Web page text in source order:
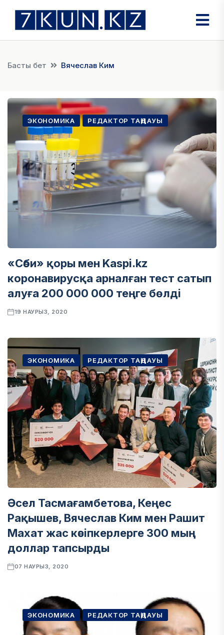
Басты бет Вячеслав Ким
ЭКОНОМИКА РЕДАКТОР ТАҢДАУЫ
«Сәби» қоры мен Kaspi.kz
коронавирусқа арналған тест сатып
алуға 200 000 000 теңге бөлді
19 НАУРЫЗ, 2020
ЭКОНОМИКА РЕДАКТОР ТАҢДАУЫ
Әсел Тасмағамбетова, Кеңес
Рақышев, Вячеслав Ким мен Рашит
Махат жас кәсіпкерлерге 300 мың
доллар тапсырды
07 НАУРЫЗ, 2020
ЭКОНОМИКА РЕДАКТОР ТАҢДАУЫ